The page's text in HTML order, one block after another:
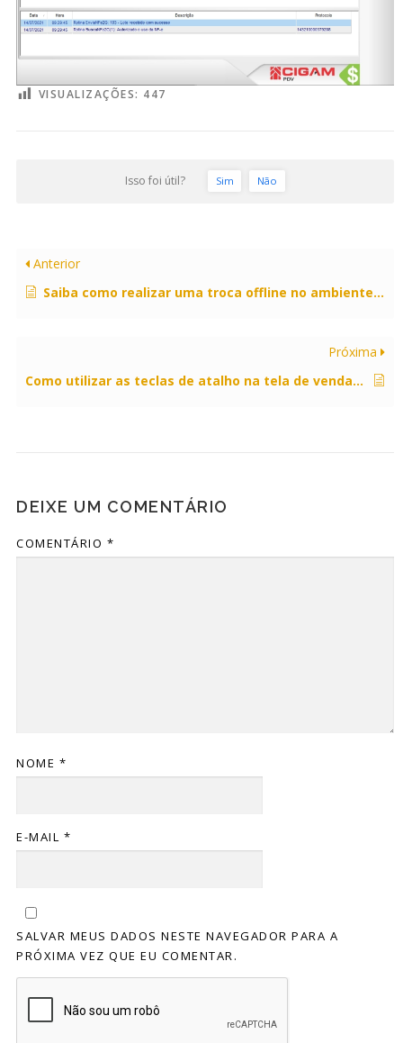
VISUALIZAÇÕES: 447
Isso foi útil? Sim Não
Anterior
Saiba como realizar uma troca offline no ambiente PDV.
Próxima
Como utilizar as teclas de atalho na tela de vendas do PDV
DEIXE UM COMENTÁRIO
COMENTÁRIO *
NOME *
E-MAIL *
SALVAR MEUS DADOS NESTE NAVEGADOR PARA A
PRÓXIMA VEZ QUE EU COMENTAR.